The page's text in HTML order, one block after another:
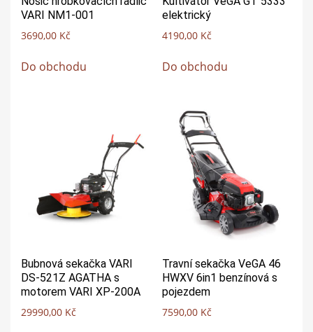
VARI NM1-001
3690,00 Kč
Do obchodu
elektrický
4190,00 Kč
Do obchodu
Bubnová sekačka VARI
DS-521Z AGATHA s
motorem VARI XP-200A
29990,00 Kč
Travní sekačka VeGA 46
HWXV 6in1 benzínová s
pojezdem
7590,00 Kč